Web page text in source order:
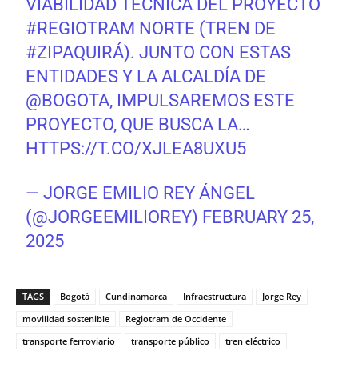
VIABILIDAD TÉCNICA DEL PROYECTO
#REGIOTRAM NORTE (TREN DE
#ZIPAQUIRÁ). JUNTO CON ESTAS
ENTIDADES Y LA ALCALDÍA DE
@BOGOTA, IMPULSAREMOS ESTE
PROYECTO, QUE BUSCA LA…
HTTPS://T.CO/XJLEA8UXU5
— JORGE EMILIO REY ÁNGEL
(@JORGEEMILIOREY) FEBRUARY 25,
2025
TAGS Bogotá Cundinamarca Infraestructura
Jorge Rey
movilidad sostenible
Regiotram de Occidente
transporte ferroviario
transporte público tren eléctrico